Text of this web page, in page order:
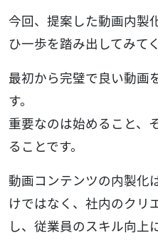
今回、提案した動画内製
ひ一歩を踏み出してみて
最初から完璧で良い動画
す。
重要なのは始めること、
ることです。
動画コンテンツの内製化
けではなく、社内のクリ
し、従業員のスキル向上